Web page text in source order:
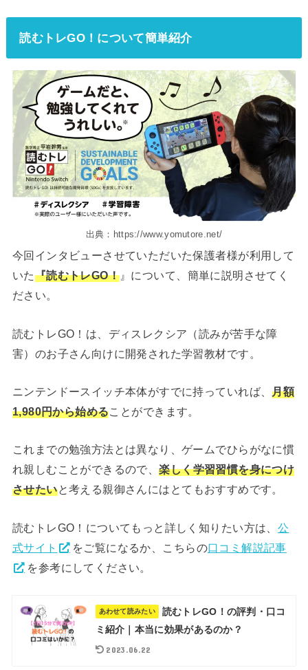
読むトレGO！について簡単紹介
出典：https://www.yomutore.net/
今回インタビューさせていただいた保護者様が利用して
いた『読むトレGO！ 』について、簡単に説明させてく
ださい。
読むトレGO！は、ディスレクシア（読みが苦手な障
害）のお子さん向けに開発された学習教材です。
ニンテンドースイッチ本体がすでに持っていれば、 月額
1,980円から始めることができます。
これまでの勉強方法とは異なり、ゲームでひらがなに慣
れ親しむことができるので、楽しく学習習慣を身につけ
させたいと考える親御さんにはとてもおすすめです。
読むトレGO！についてもっと詳しく知りたい方は、 公
式サイト
をご覧になるか、こちらの口コミ解説記事
を参考にしてください。
あわせて読みたい
読むトレGO！の評判・口コ
ミ紹介｜本当に効果があるのか？
2023.06.22